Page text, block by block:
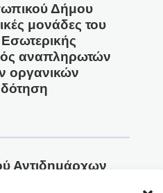
Δήμου
μονάδες του
αναπληρωτών
οργανικών
Αντιδημάρχων
.